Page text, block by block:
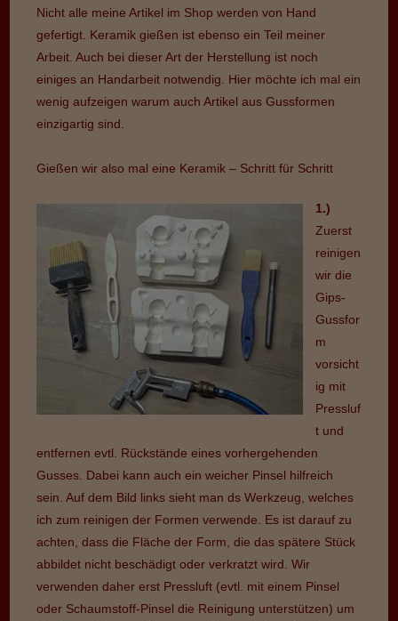
Nicht alle meine Artikel im Shop werden von Hand
gefertigt. Keramik gießen ist ebenso ein Teil meiner
Arbeit. Auch bei dieser Art der Herstellung ist noch
einiges an Handarbeit notwendig. Hier möchte ich mal ein
wenig aufzeigen warum auch Artikel aus Gussformen
einzigartig sind.
Gießen wir also mal eine Keramik – Schritt für Schritt
1.)
Zuerst
reinigen
wir die
Gips-
Gussfor
m
vorsicht
ig mit
Pressluf
t und
entfernen evtl. Rückstände eines vorhergehenden
Gusses. Dabei kann auch ein weicher Pinsel hilfreich
sein. Auf dem Bild links sieht man ds Werkzeug, welches
ich zum reinigen der Formen verwende. Es ist darauf zu
achten, dass die Fläche der Form, die das spätere Stück
abbildet nicht beschädigt oder verkratzt wird. Wir
verwenden daher erst Pressluft (evtl. mit einem Pinsel
oder Schaumstoff-Pinsel die Reinigung unterstützen) um